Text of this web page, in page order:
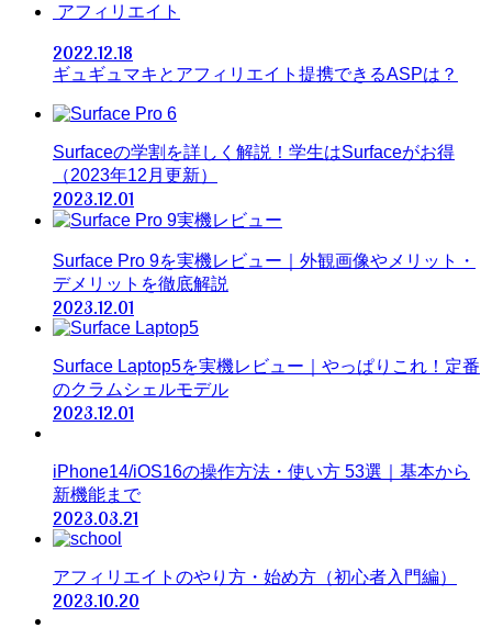
アフィリエイト
2022.12.18
ギュギュマキとアフィリエイト提携できるASPは？
Surfaceの学割を詳しく解説！学生はSurfaceがお得
（2023年12月更新）
2023.12.01
Surface Pro 9を実機レビュー｜外観画像やメリット・
デメリットを徹底解説
2023.12.01
Surface Laptop5を実機レビュー｜やっぱりこれ！定番
のクラムシェルモデル
2023.12.01
iPhone14/iOS16の操作方法・使い方 53選｜基本から
新機能まで
2023.03.21
アフィリエイトのやり方・始め方（初心者入門編）
2023.10.20